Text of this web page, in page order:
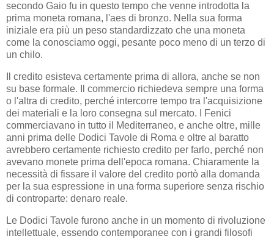
secondo Gaio fu in questo tempo che venne introdotta la
prima moneta romana, l'aes di bronzo. Nella sua forma
iniziale era più un peso standardizzato che una moneta
come la conosciamo oggi, pesante poco meno di un terzo di
un chilo.
Il credito esisteva certamente prima di allora, anche se non
su base formale. Il commercio richiedeva sempre una forma
o l'altra di credito, perché intercorre tempo tra l'acquisizione
dei materiali e la loro consegna sul mercato. I Fenici
commerciavano in tutto il Mediterraneo, e anche oltre, mille
anni prima delle Dodici Tavole di Roma e oltre al baratto
avrebbero certamente richiesto credito per farlo, perché non
avevano monete prima dell'epoca romana. Chiaramente la
necessità di fissare il valore del credito portò alla domanda
per la sua espressione in una forma superiore senza rischio
di controparte: denaro reale.
Le Dodici Tavole furono anche in un momento di rivoluzione
intellettuale, essendo contemporanee con i grandi filosofi